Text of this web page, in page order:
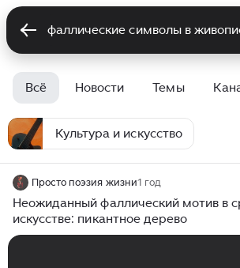
Всё Новости Темы
Культура и искусство
Просто поэзия жизни1 год
Неожиданный фаллический мотив в
искусстве: пикантное дерево